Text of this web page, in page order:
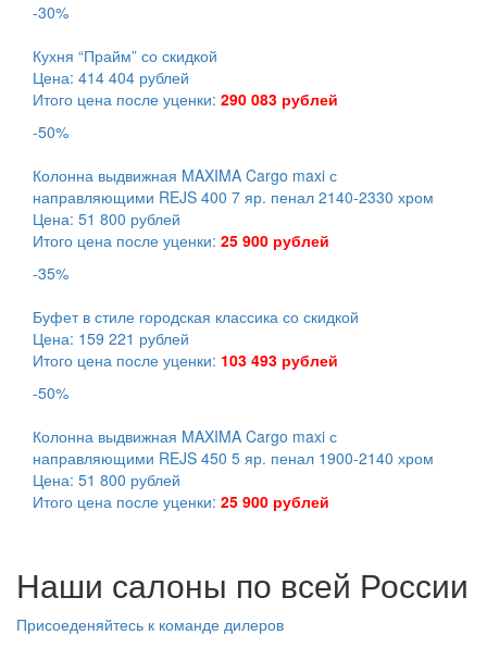
-30%
Кухня “Прайм” со скидкой
Цена: 414 404 рублей
Итого цена после уценки: 290 083 рублей
-50%
Колонна выдвижная MAXIMA Cargo maxi с
направляющими REJS 400 7 яр. пенал 2140-2330 хром
Цена: 51 800 рублей
Итого цена после уценки: 25 900 рублей
-35%
Буфет в стиле городская классика со скидкой
Цена: 159 221 рублей
Итого цена после уценки: 103 493 рублей
-50%
Колонна выдвижная MAXIMA Cargo maxi с
направляющими REJS 450 5 яр. пенал 1900-2140 хром
Цена: 51 800 рублей
Итого цена после уценки: 25 900 рублей
Наши салоны по всей России
Присоеденяйтесь к команде дилеров